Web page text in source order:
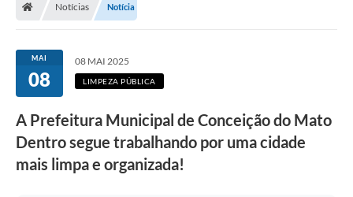
Turismo
Editais
Ouvidoria
Procuradoria Jurídica - Consultoria Administrativa
Notícias Notícia
MAI
08
08 MAI 2025
LIMPEZA PÚBLICA
A Prefeitura Municipal de Conceição do Mato
Dentro segue trabalhando por uma cidade
mais limpa e organizada!